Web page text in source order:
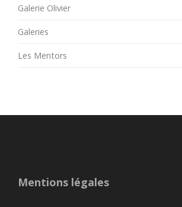
Galerie Olivier
Galeries
Les Mentors
Mentions légales